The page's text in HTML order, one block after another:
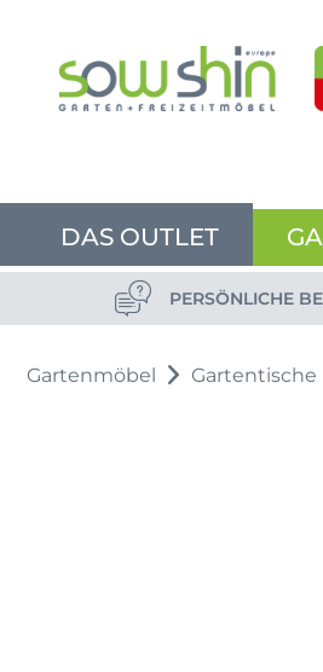
DAS OUTLET
PERSÖNLICHE
Gartenmöbel Gartentische